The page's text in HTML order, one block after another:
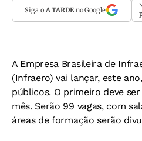
Siga o A TARDEno Google
A Empresa Brasileira de
(Infraero) vai lançar, este
públicos. O primeiro deve
mês. Serão 99 vagas, com
áreas de formação serão